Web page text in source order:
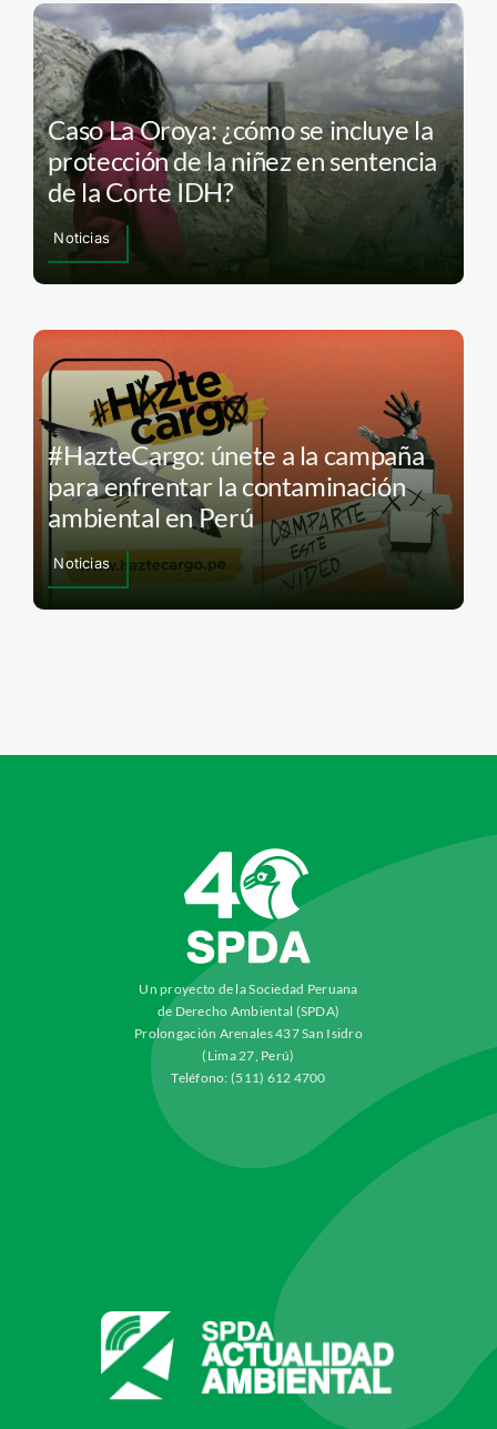
Caso La Oroya: ¿cómo se incluye la
protección de la niñez en sentencia
de la Corte IDH?
Noticias
#HazteCargo: únete a la campaña
para enfrentar la contaminación
ambiental en Perú
Noticias
Un proyecto de la Sociedad Peruana
de Derecho Ambiental (SPDA)
Prolongación Arenales 437 San Isidro
(Lima 27, Perú)
Teléfono: (511) 612 4700